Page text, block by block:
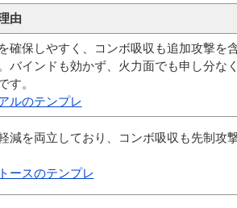
由
確保しやすく、コンボ吸収も追加攻撃を
バインドも効かず、火力面でも申し分な
す。
ルのテンプレ
減を両立しており、コンボ吸収も先制攻
ースのテンプレ